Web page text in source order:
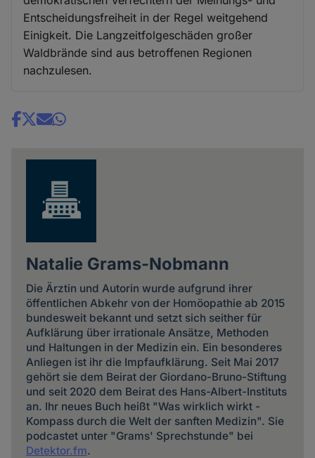
Entscheidungsfreiheit in der Regel weitgehend
Einigkeit. Die Langzeitfolgeschäden großer
Waldbrände sind aus betroffenen Regionen
nachzulesen.
Share
Natalie Grams-Nobmann
Die Ärztin und Autorin wurde aufgrund ihrer
öffentlichen Abkehr von der Homöopathie ab 2015
bundesweit bekannt und setzt sich seither für
Aufklärung über irrationale Ansätze, Methoden
und Haltungen in der Medizin ein. Ein besonderes
Anliegen ist ihr die Impfaufklärung. Seit Mai 2017
gehört sie dem Beirat der Giordano-Bruno-Stiftung
und seit 2020 dem Beirat des Hans-Albert-Instituts
an. Ihr neues Buch heißt "Was wirklich wirkt -
Kompass durch die Welt der sanften Medizin". Sie
podcastet unter "Grams' Sprechstunde" bei
Detektor.fm.